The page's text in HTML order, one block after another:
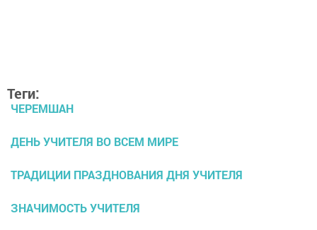
Теги:
ЧЕРЕМШАН
ДЕНЬ УЧИТЕЛЯ ВО ВСЕМ МИРЕ
ТРАДИЦИИ ПРАЗДНОВАНИЯ ДНЯ УЧИТЕЛЯ
ЗНАЧИМОСТЬ УЧИТЕЛЯ